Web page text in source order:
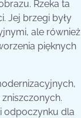
Rzeka ta
Jej brzegi były
ale również
pięknych
odpoczynku dla